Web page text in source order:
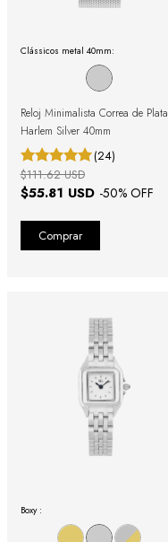
Clássicos metal 40mm:
Reloj Minimalista Correa de Plata
Harlem Silver 40mm
(24)
$55.81 USD -50% OFF
$111.62 USD
Boxy :